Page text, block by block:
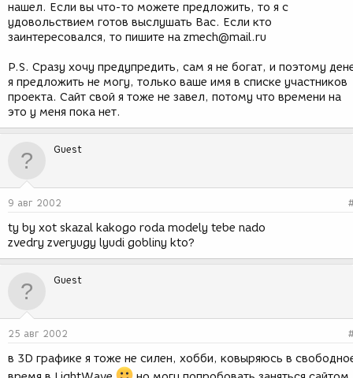
нашел. Если вы что-то можете предложить, то я с
удовольствием готов выслушать Вас. Если кто
заинтересовался, то пишите на zmech@mail.ru
P.S. Сразу хочу предупредить, сам я не богат, и поэтому
я предложить не могу, только ваше имя в списке участников
проекта. Сайт свой я тоже не завел, потому что времени на
это у меня пока нет.
Guest
9 авг 2002
ty by xot skazal kakogo roda modely tebe nado
zvedry zveryugy lyudi gobliny kto?
Guest
25 авг 2002
в 3D графике я тоже не силен, хобби, ковыряюсь в